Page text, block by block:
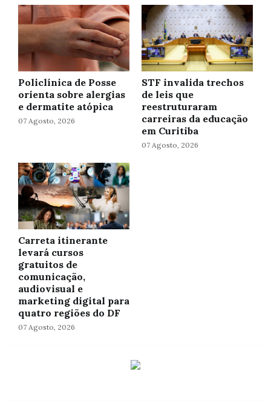
Policlínica de Posse
orienta sobre alergias
e dermatite atópica
07 Agosto, 2026
STF invalida trechos
de leis que
reestruturaram
carreiras da educação
em Curitiba
07 Agosto, 2026
Carreta itinerante
levará cursos
gratuitos de
comunicação,
audiovisual e
marketing digital para
quatro regiões do DF
07 Agosto, 2026